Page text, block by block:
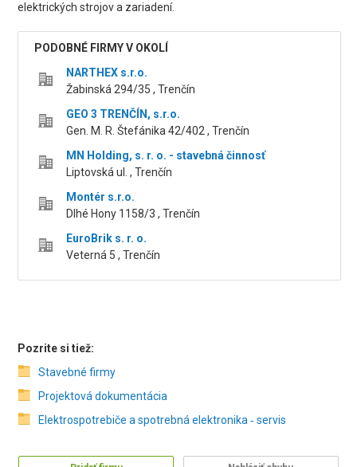
elektrických strojov a zariadení.
PODOBNÉ FIRMY V OKOLÍ
NARTHEX s.r.o.
Žabinská 294/35 , Trenčín
GEO 3 TRENČÍN, s.r.o.
Gen. M. R. Štefánika 42/402 , Trenčín
MN Holding, s. r. o. - stavebná činnosť
Liptovská ul. , Trenčín
Montér s.r.o.
Dlhé Hony 1158/3 , Trenčín
EuroBrik s. r. o.
Veterná 5 , Trenčín
Pozrite si tiež:
Stavebné firmy
Projektová dokumentácia
Elektrospotrebiče a spotrebná elektronika ‑ servis